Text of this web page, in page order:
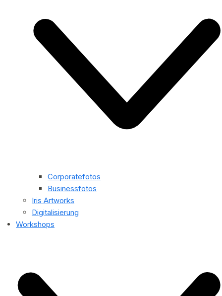
Corporatefotos
Businessfotos
Iris Artworks
Digitalisierung
Workshops